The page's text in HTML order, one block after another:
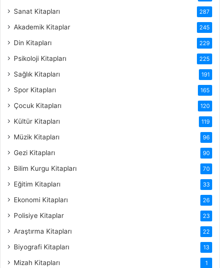
Sanat Kitapları 287
Akademik Kitaplar 245
Din Kitapları 229
Psikoloji Kitapları 225
Sağlık Kitapları 191
Spor Kitapları 165
Çocuk Kitapları 120
Kültür Kitapları 119
Müzik Kitapları 96
Gezi Kitapları 90
Bilim Kurgu Kitapları 70
Eğitim Kitapları 33
Ekonomi Kitapları 26
Polisiye Kitaplar 23
Araştırma Kitapları 22
Biyografi Kitapları 13
Mizah Kitapları 1